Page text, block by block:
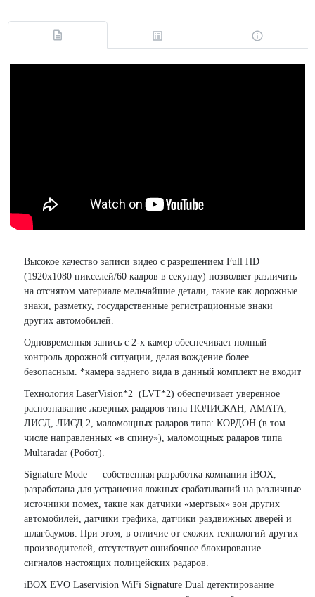
Высокое качество записи видео с разрешением Full HD
(1920х1080 пикселей/60 кадров в секунду) позволяет различить
на отснятом материале мельчайшие детали, такие как дорожные
знаки, разметку, государственные регистрационные знаки
других автомобилей.
Одновременная запись с 2-х камер обеспечивает полный
контроль дорожной ситуации, делая вождение более
безопасным. *камера заднего вида в данный комплект не входит
Технология LaserVision*2 (LVT*2) обеспечивает уверенное
распознавание лазерных радаров типа ПОЛИСКАН, АМАТА,
ЛИСД, ЛИСД 2, маломощных радаров типа: КОРДОН (в том
числе направленных «в спину»), маломощных радаров типа
Multaradar (Робот).
Signature Mode — собственная разработка компании iBOX,
разработана для устранения ложных срабатываний на различные
источники помех, такие как датчики «мертвых» зон других
автомобилей, датчики трафика, датчики раздвижных дверей и
шлагбаумов. При этом, в отличие от схожих технологий других
производителей, отсутствует ошибочное блокирование
сигналов настоящих полицейских радаров.
iBOX EVO Laservision WiFi Signature Dual детектирование